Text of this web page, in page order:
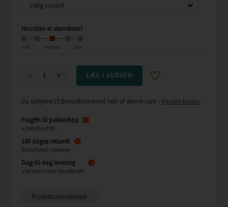
Hvordan er størrelsen?
lille normal stor
- +
Du optjener19 Bonuskronerved køb af denne vare -Vis min konto
Fragtfri til pakkeshop
v/køb fra 499,-
i
100 dages returret
Returlabel i pakken
i
Dag-til-dag levering
v/ordre inden deadlinen
i
Produktanmeldelser